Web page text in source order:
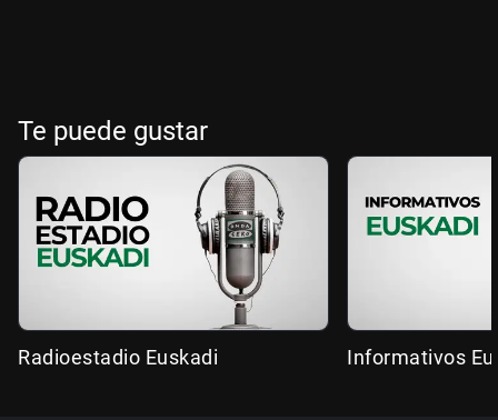
Te puede gustar
Radioestadio Euskadi Informativos